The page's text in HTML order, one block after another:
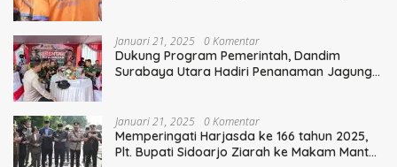
Januari 21, 2025 0 Komentar
Dukung Program Pemerintah, Dandim
Surabaya Utara Hadiri Penanaman Jagung
Januari 21, 2025 0 Komentar
Memperingati Harjasda ke 166 tahun 2025,
Plt. Bupati Sidoarjo Ziarah ke Makam Mantan